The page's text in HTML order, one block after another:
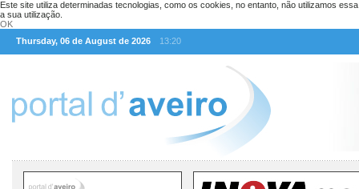
Este site utiliza determinadas tecnologias, como os cookies, no entanto, não utilizamos
a sua utilização.
OK
Thursday, 06 de August de 2026
13:20